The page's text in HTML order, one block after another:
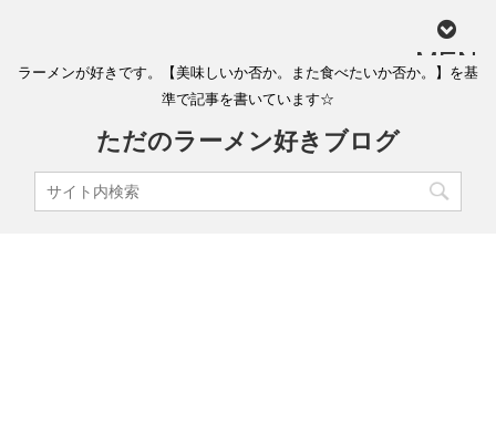
MEN
ラーメンが好きです。【美味しいか否か。また食べたいか否か。】を基
準で記事を書いています☆
ただのラーメン好きブログ